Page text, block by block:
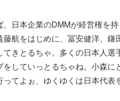
日本企業のDMMが経営権を
航をはじめに、冨安健洋、
きとるちゃ。多くの日本人
していっとるちゃね。小森
てよぉ、ゆくゆくは日本代